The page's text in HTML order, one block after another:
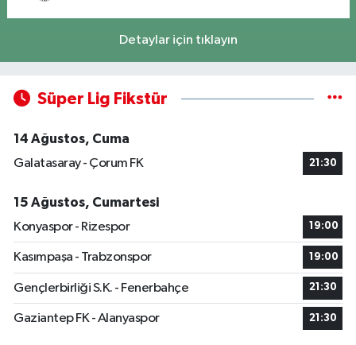
Detaylar için tıklayın
Süper Lig Fikstür
14 Ağustos, Cuma
Galatasaray - Çorum FK
21:30
15 Ağustos, Cumartesi
Konyaspor - Rizespor
19:00
Kasımpaşa - Trabzonspor 19:00
Gençlerbirliği S.K. - Fenerbahçe 21:30
Gaziantep FK - Alanyaspor 21:30